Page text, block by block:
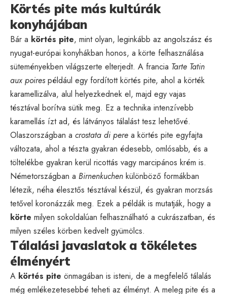
Körtés pite más kultúrák
konyhájában
Bár a körtés pite, mint olyan, leginkább az angolszász és
nyugat-európai konyhákban honos, a körte felhasználása
süteményekben világszerte elterjedt. A francia Tarte Tatin
aux poirespéldául egy fordított körtés pite, ahol a körték
karamellizálva, alul helyezkednek el, majd egy vajas
tésztával borítva sütik meg. Ez a technika intenzívebb
karamellás ízt ad, és látványos tálalást tesz lehetővé.
Olaszországban a crostata di pere a körtés pite egyfajta
változata, ahol a tészta gyakran édesebb, omlósabb, és a
töltelékbe gyakran kerül ricottás vagy marcipános krém is.
Németországban a Birnenkuchen különböző formákban
létezik, néha élesztős tésztával készül, és gyakran morzsás
tetővel koronázzák meg. Ezek a példák is mutatják, hogy a
körte milyen sokoldalúan felhasználható a cukrászatban, és
milyen széles körben kedvelt gyümölcs.
Tálalási javaslatok a tökéletes
élményért
A körtés pite önmagában is isteni, de a megfelelő tálalás
még emlékezetesebbé teheti az élményt. A meleg pite és a